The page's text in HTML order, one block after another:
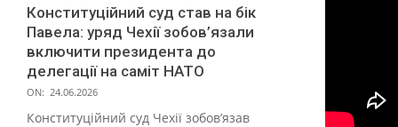
д
Конституційний суд став на бік
Павела: уряд Чехії зобов’язали
включити президента до
делегації на саміт НАТО
ON: 24.06.2026
Конституційний суд Чехії зобов’язав